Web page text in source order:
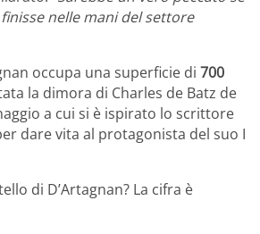
nelle mani del settore
occupa una superficie di 700
la dimora di Charles de Batz de
a cui si è ispirato lo scrittore
dare vita al protagonista del suo I
di D’Artagnan? La cifra è